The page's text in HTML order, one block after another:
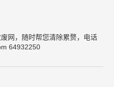
网，随时帮您清除累赘，电话
64932250